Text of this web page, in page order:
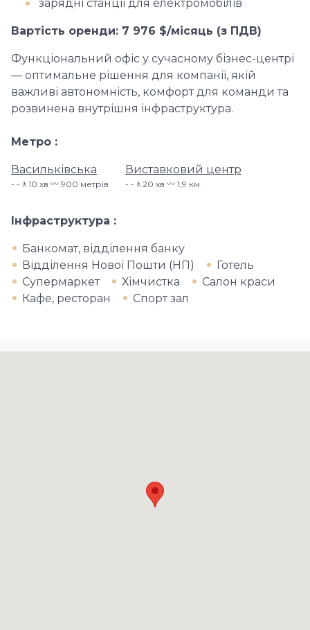
зарядні станції для електромобілів
Вартість оренди: 7 976 $/місяць (з ПДВ)
Функціональний офіс у сучасному бізнес-центрі
— оптимальне рішення для компанії, якій
важливі автономність, комфорт для команди та
розвинена внутрішня інфраструктура.
Метро
Васильківська
-🚶10 хв 〰️ 900 метрів
Виставковий центр
-🚶20 хв 〰️ 1,9 км
Інфраструктура
Банкомат, відділення банку
Відділення Нової Пошти (НП)
Готель
Супермаркет
Хімчистка
Салон краси
Кафе, ресторан
Спорт зал